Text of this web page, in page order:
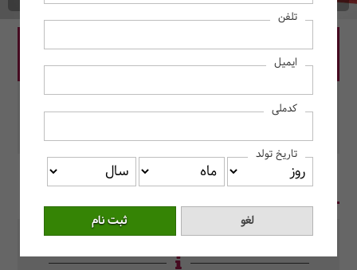
قیمت دوره: 11,000,000 ریال
در این دوره رزرو کنید.
محل برگزاری: به صورت آنلاین برگزار می‌شود.
در یک نگاه سرفصل دروس سوالات متداول
تلفن
ایمیل
کدملی
تاریخ تولد